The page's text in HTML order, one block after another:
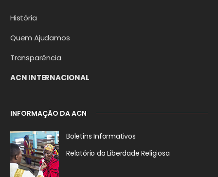
História
Quem Ajudamos
Transparência
ACN INTERNACIONAL
INFORMAÇÃO DA ACN
Boletins Informativos
Relatório da Liberdade Religiosa